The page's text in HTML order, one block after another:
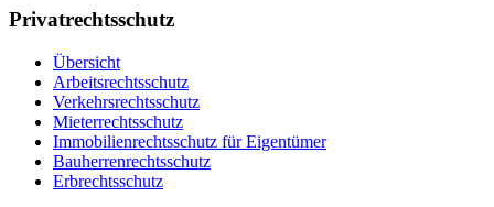
Privatrechtsschutz
Übersicht
Arbeitsrechtsschutz
Verkehrsrechtsschutz
Mieterrechtsschutz
Immobilien­rechtsschutz für Eigentümer
Bauherrenrechtsschutz
Erbrechtsschutz